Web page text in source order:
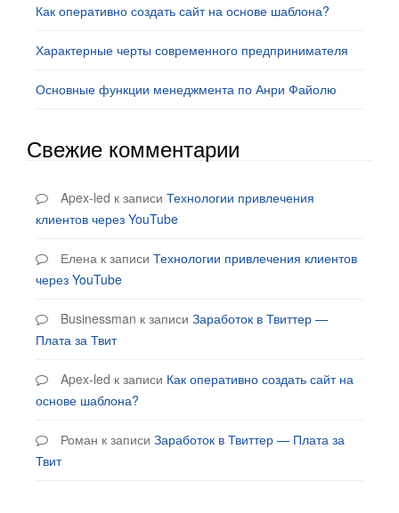
Как оперативно создать сайт на основе шаблона?
Характерные черты современного предпринимателя
Основные функции менеджмента по Анри Файолю
Свежие комментарии
Apex-led к записи Технологии привлечения
клиентов через YouTube
Елена к записи Технологии привлечения клиентов
через YouTube
Businessman к записи Заработок в Твиттер —
Плата за Твит
Apex-led к записи Как оперативно создать сайт на
основе шаблона?
Роман к записи Заработок в Твиттер — Плата за
Твит